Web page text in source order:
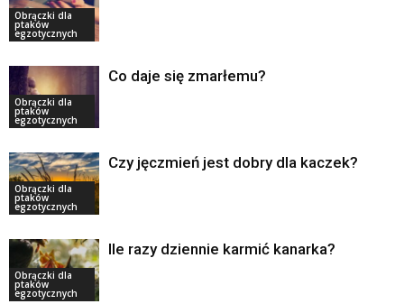
Obrączki dla
ptaków
egzotycznych
Obrączki dla
ptaków
egzotycznych
Co daje się zmarłemu?
Obrączki dla
ptaków
egzotycznych
Czy jęczmień jest dobry dla kaczek?
Obrączki dla
ptaków
egzotycznych
Ile razy dziennie karmić kanarka?